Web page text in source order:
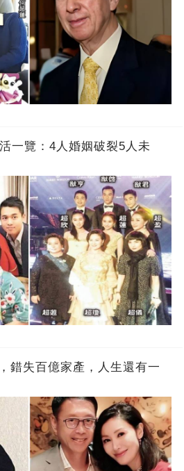
一覽：4人婚姻破裂5人未
錯失百億家產，人生還有一